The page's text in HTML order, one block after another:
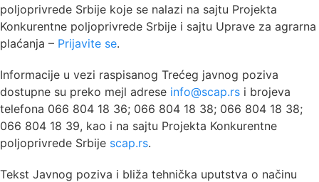
poljoprivrede Srbije koje se nalazi na sajtu Projekta
Konkurentne poljoprivrede Srbije i sajtu Uprave za agrarna
plaćanja – Prijavite se.
Informacije u vezi raspisanog Trećeg javnog poziva
dostupne su preko mejl adrese info@scap.rs i brojeva
telefona 066 804 18 36; 066 804 18 38; 066 804 18 38;
066 804 18 39, kao i na sajtu Projekta Konkurentne
poljoprivrede Srbije scap.rs.
Tekst Javnog poziva i bliža tehnička uputstva o načinu